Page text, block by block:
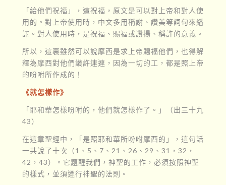
「給他們祝福」，這祝福，原文是可以對上帝和對人使
用的。對上帝使用時，中文多用稱謝、讚美等詞句來繙
譯。對人使用時，是祝福、賜福或讚揚、稱許的意義。
所以，這裏雖然可以說摩西是求上帝賜福他們，也得解
釋為摩西對他們讚許連連，因為一切的工，都是照上帝
的吩咐所作成的！
《就怎樣作》
「耶和華怎樣吩咐的，他們就怎樣作了。」（出三十九
43）
在這章聖經中，「是照耶和華所吩咐摩西的」，這句話
一共說了十次（1、5、7、21、26、29、31，32，
42，43）。它題醒我們，神聖的工作，必須按照神聖
的樣式，並須遵行神聖的法則。